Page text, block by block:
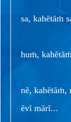
sa, kahētāṁ
huṁ,
nē, kahētāṁ,
ēvī mārī...